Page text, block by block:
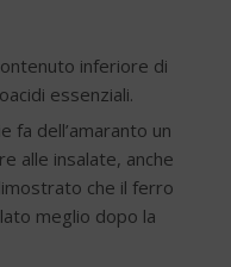
inferiore di
essenziali.
fa dell’amaranto un
alle insalate, anche
che il ferro
meglio dopo la